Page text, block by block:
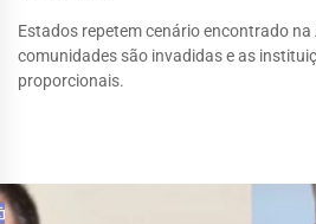
Estados repetem cenário encontrado
comunidades são invadidas e as
proporcionais.